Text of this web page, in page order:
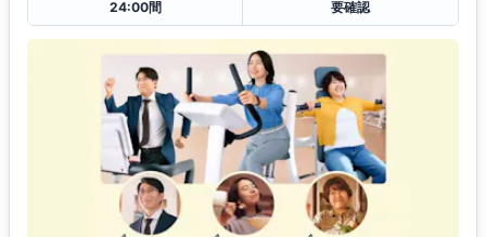
24:00間
要確認